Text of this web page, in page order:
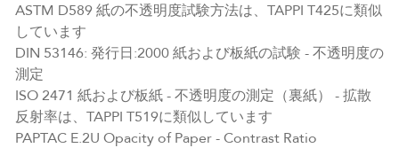
ASTM D589 紙の不透明度試験方法は、TAPPI T425に類似
しています
DIN 53146: 発行日:2000 紙および板紙の試験 - 不透明度の
測定
ISO 2471 紙および板紙 - 不透明度の測定（裏紙） - 拡散
反射率は、TAPPI T519に類似しています
PAPTAC E.2U Opacity of Paper - Contrast Ratio